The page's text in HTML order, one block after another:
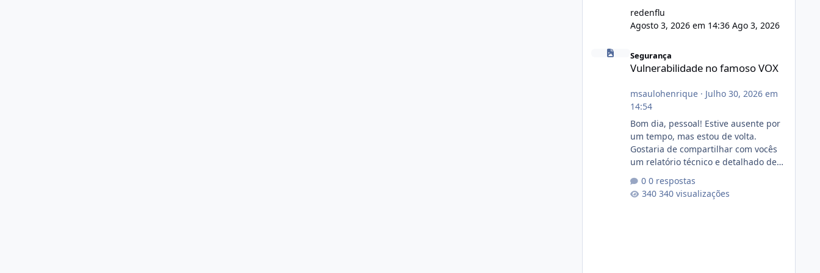
redenflu
Agosto 3, 2026 em 14:36 Ago 3, 2026
Vulnerabilidade no famoso VOX
Segurança
Vulnerabilidade no famoso VOX
msaulohenrique· Julho 30, 2026 em
14:54
Bom dia, pessoal! Estive ausente por
um tempo, mas estou de volta.
Gostaria de compartilhar com vocês
um relatório técnico e detalhado de
conformidade referente
ao VOXPANEL (versão atualmente em
0 respostas
340 visualizações